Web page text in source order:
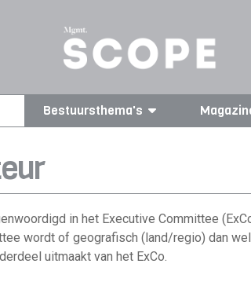
Bestuursthema's
in het Executive Committee
wordt of geografisch (land/regio) dan
uitmaakt van het ExCo.